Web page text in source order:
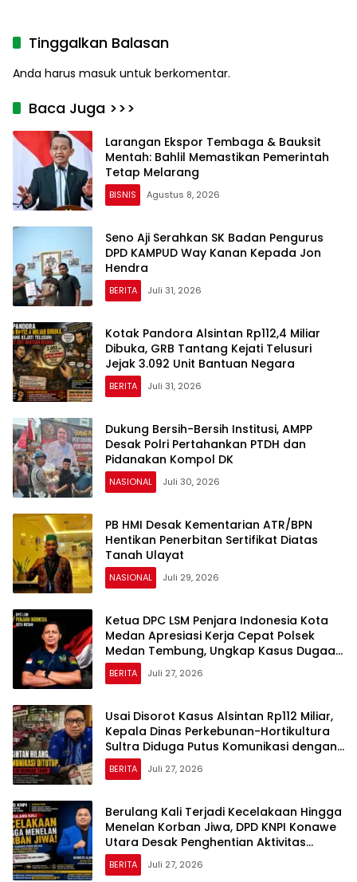
Tinggalkan Balasan
Anda harus masuk untuk berkomentar.
Baca Juga >>>
Larangan Ekspor Tembaga & Bauksit
Mentah: Bahlil Memastikan Pemerintah
Tetap Melarang
BISNIS Agustus 8, 2026
Seno Aji Serahkan SK Badan Pengurus
DPD KAMPUD Way Kanan Kepada Jon
Hendra
BERITA Juli 31, 2026
Kotak Pandora Alsintan Rp112,4 Miliar
Dibuka, GRB Tantang Kejati Telusuri
Jejak 3.092 Unit Bantuan Negara
BERITA Juli 31, 2026
Dukung Bersih-Bersih Institusi, AMPP
Desak Polri Pertahankan PTDH dan
Pidanakan Kompol DK
NASIONAL Juli 30, 2026
PB HMI Desak Kementarian ATR/BPN
Hentikan Penerbitan Sertifikat Diatas
Tanah Ulayat
NASIONAL Juli 29, 2026
Ketua DPC LSM Penjara Indonesia Kota
Medan Apresiasi Kerja Cepat Polsek
Medan Tembung, Ungkap Kasus Dugaan
Pemerasan
BERITA Juli 27, 2026
Usai Disorot Kasus Alsintan Rp112 Miliar,
Kepala Dinas Perkebunan-Hortikultura
Sultra Diduga Putus Komunikasi dengan
Media
BERITA Juli 27, 2026
Berulang Kali Terjadi Kecelakaan Hingga
Menelan Korban Jiwa, DPD KNPI Konawe
Utara Desak Penghentian Aktivitas
Hauling dan Evaluasi Total Perizinan PT
Sultra Prima Lestari
BERITA Juli 27, 2026